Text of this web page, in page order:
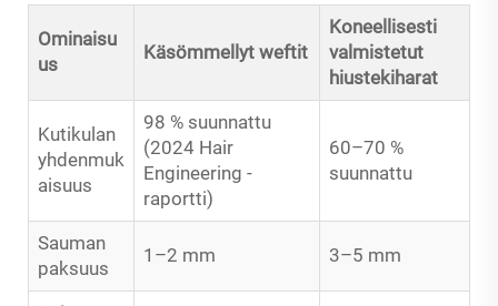
Ominaisu
us
Käsömmellyt weftit
Koneellisesti
valmistetut
hiustekiharat
Kutikulan
yhdenmuk
aisuus
98 % suunnattu
(2024 Hair
Engineering -
raportti)
60–70 %
suunnattu
Sauman
paksuus
1–2 mm 3–5 mm